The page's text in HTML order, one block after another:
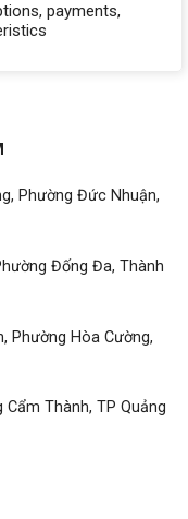
payments,
Phường Đức Nhuận,
Đống Đa, Thành
Phường Hòa Cường,
Cẩm Thành, TP Quảng